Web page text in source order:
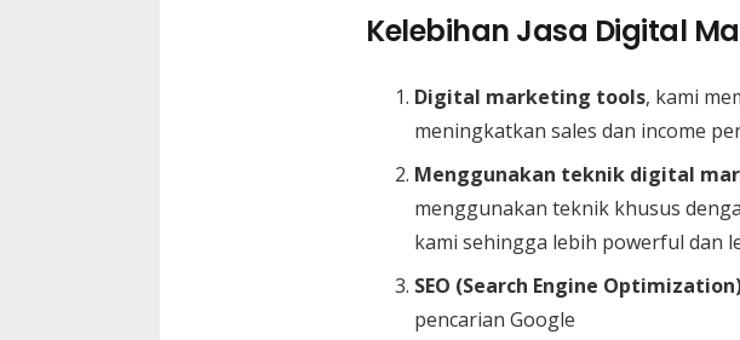
Kelebihan Jasa Digital
Digital marketing tools, kami
meningkatkan sales dan income
Menggunakan teknik digital
menggunakan teknik khusus
kami sehingga lebih powerful dan
SEO (Search Engine
pencarian Google